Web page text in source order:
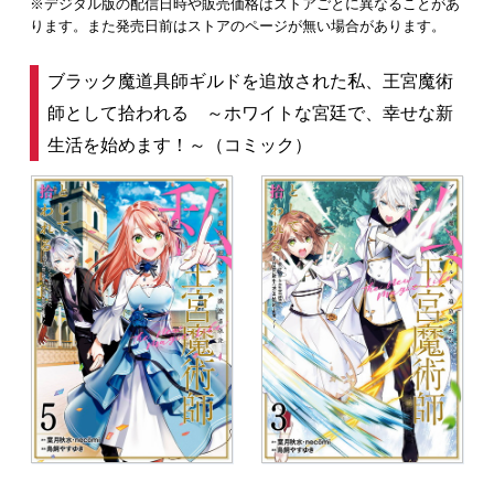
※デジタル版の配信日時や販売価格はストアごとに異なることがあ
ります。また発売日前はストアのページが無い場合があります。
ブラック魔道具師ギルドを追放された私、王宮魔術
師として拾われる ～ホワイトな宮廷で、幸せな新
生活を始めます！～（コミック）